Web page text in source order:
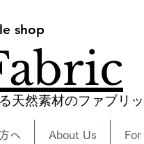
shop
天然素材のファブリ
へ About Us